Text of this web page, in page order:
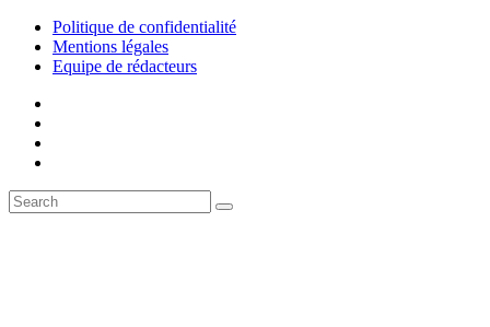
Politique de confidentialité
Mentions légales
Equipe de rédacteurs